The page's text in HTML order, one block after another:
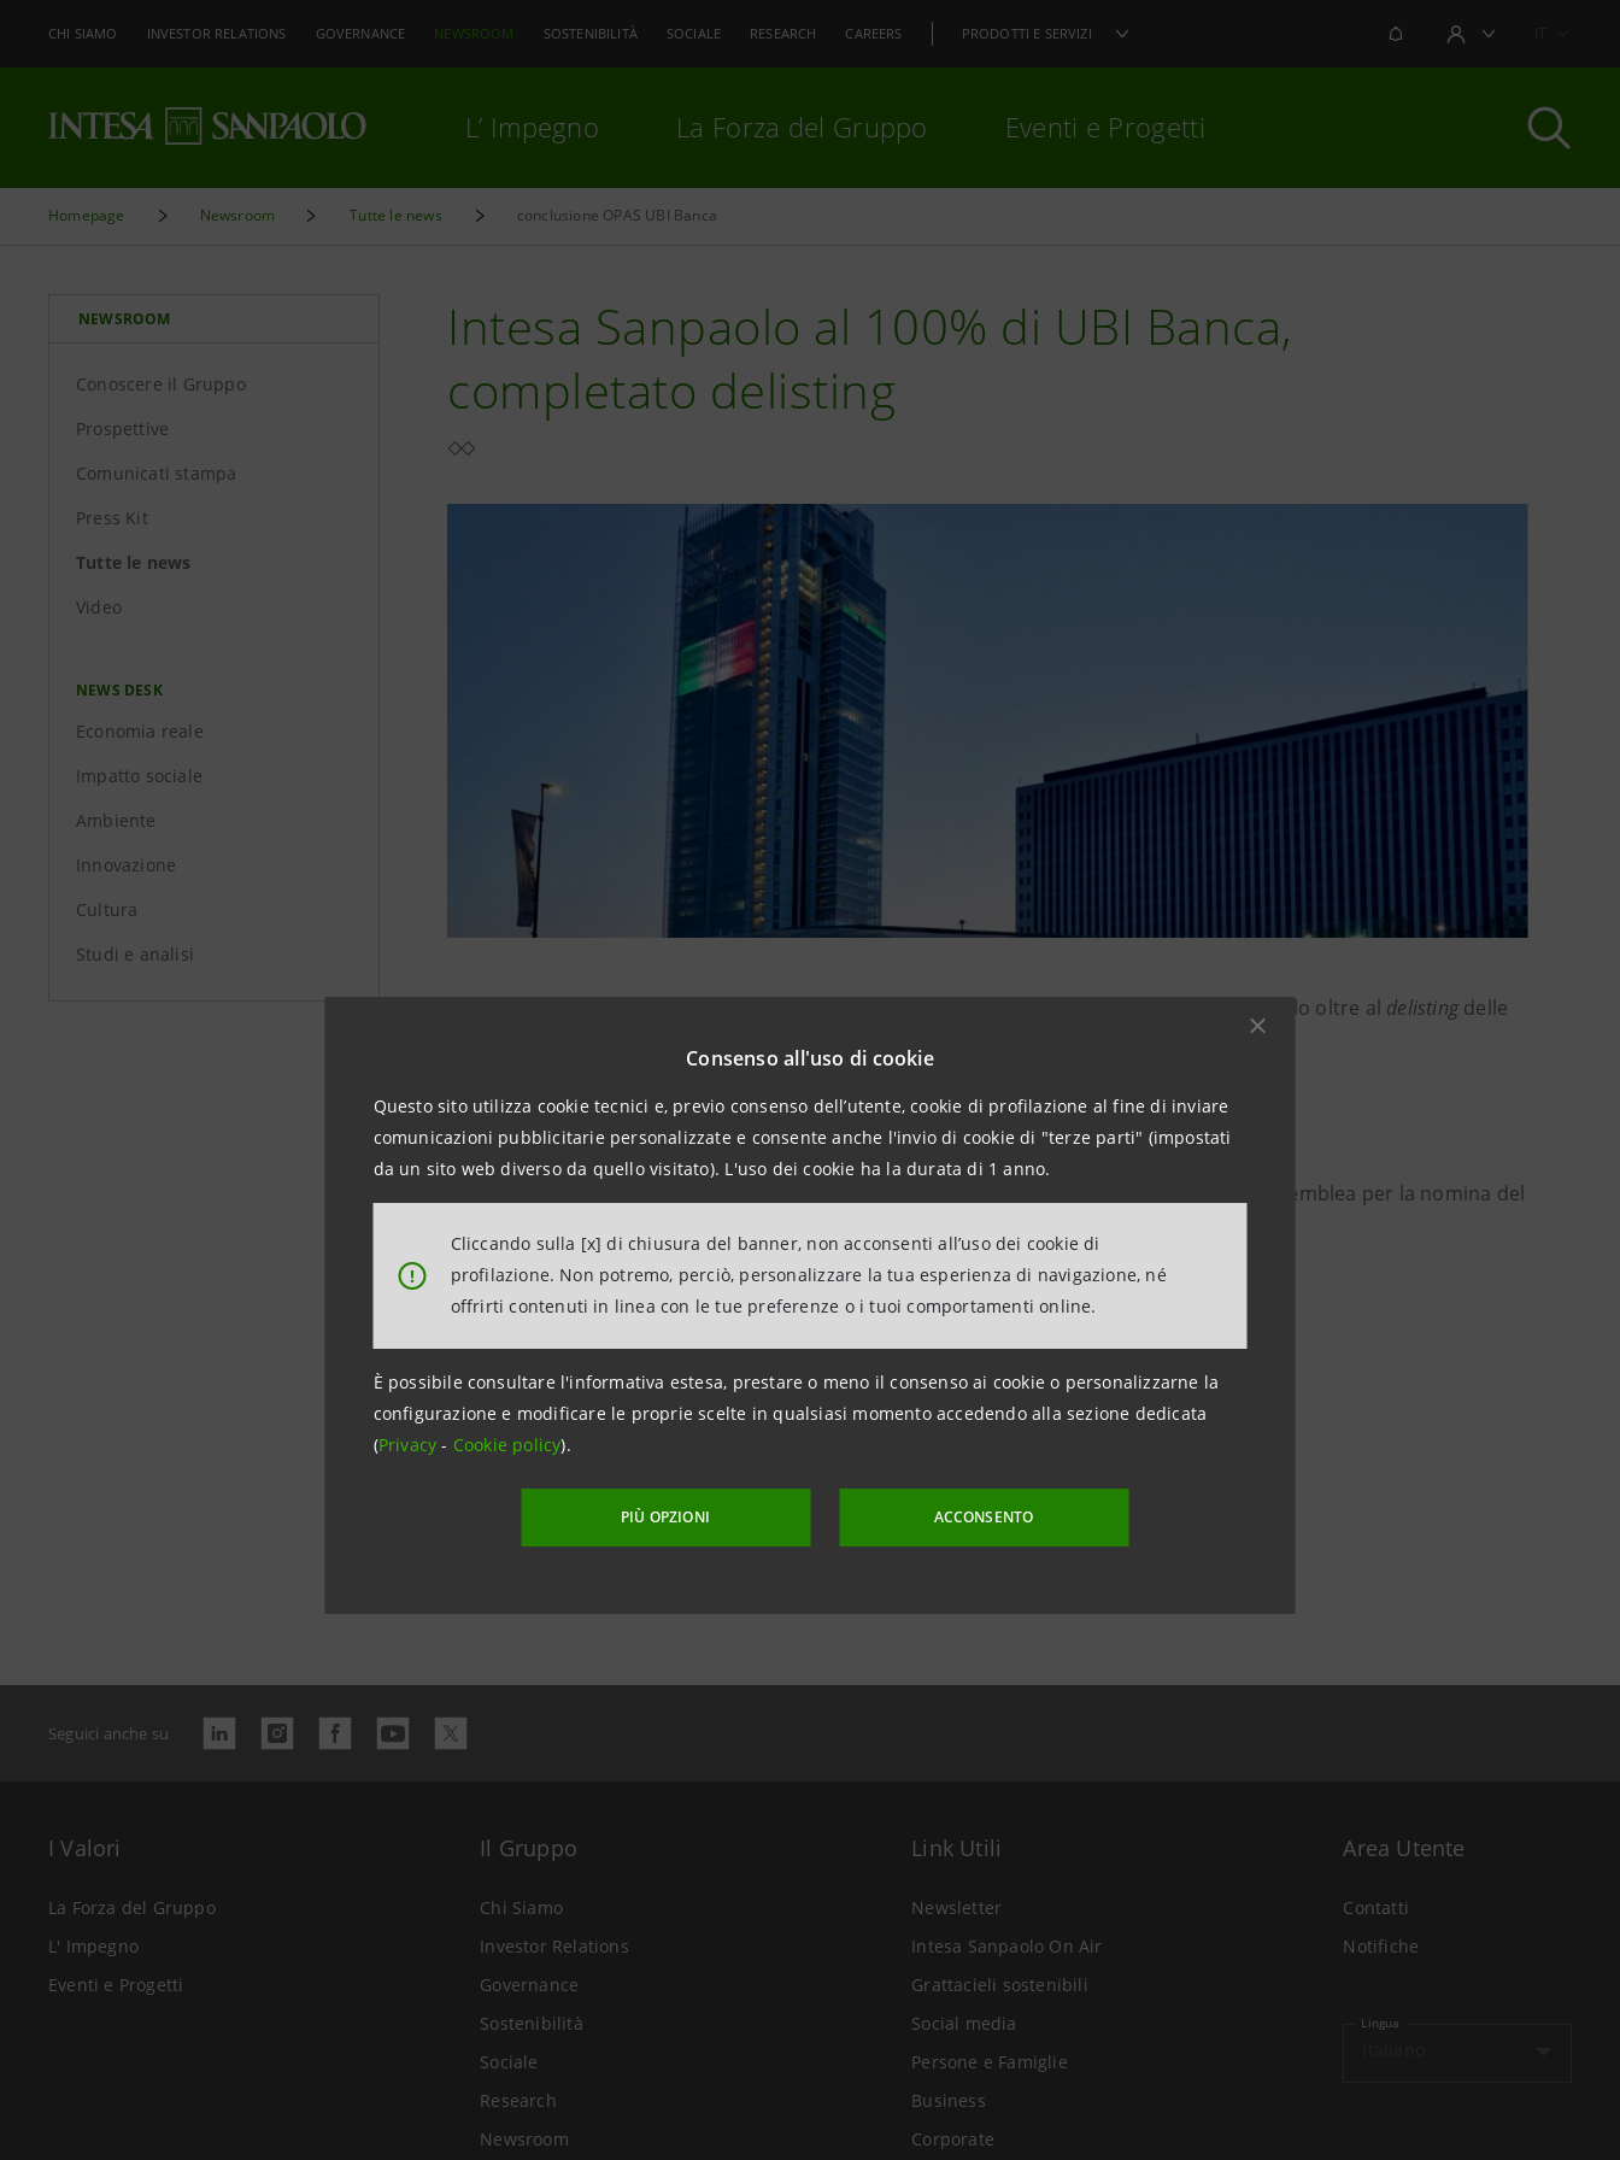
Consenso all'uso di cookie
Questo sito utilizza cookie tecnici e, previo consenso dell’utente, cookie di profilazione al fine di inviare
comunicazioni pubblicitarie personalizzate e consente anche l'invio di cookie di "terze parti" (impostati
da un sito web diverso da quello visitato). L'uso dei cookie ha la durata di 1 anno.
!
Cliccando sulla [x] di chiusura del banner, non acconsenti all’uso dei cookie di
profilazione. Non potremo, perciò, personalizzare la tua esperienza di navigazione, né
offrirti contenuti in linea con le tue preferenze o i tuoi comportamenti online.
È possibile consultare l'informativa estesa, prestare o meno il consenso ai cookie o personalizzarne la
configurazione e modificare le proprie scelte in qualsiasi momento accedendo alla sezione dedicata
(Privacy- Cookie policy).
PIÙ OPZIONI ACCONSENTO
CHI SIAMO INVESTOR RELATIONS GOVERNANCE NEWSROOM SOSTENIBILITÀ SOCIALE RESEARCH CAREERS PRODOTTI E SERVIZI NOTIFICHEAREA UTENTE
L’ Impegno La Forza del Gruppo Eventi e Progetti
Homepage Newsroom Tutte le news conclusione OPAS UBI Banca
NEWSROOM
Conoscere il Gruppo
Prospettive
Comunicati stampa
Press Kit
Tutte le news
Video
NEWS DESK
Economia reale
Impatto sociale
Ambiente
Innovazione
Cultura
Studi e analisi
Intesa Sanpaolo al 100% di UBI Banca,
completato delisting
Il 5 ottobre è avvenuto il passaggio dell’intero capitale sociale di UBI Banca a Intesa Sanpaolo oltre al delisting delle
azioni UBI, cioè la revoca della quotazione in Borsa.
Intesa Sanpaolo adesso detiene il 100% delle azioni di UBI Banca.
Un ulteriore passo verso l’integrazione tra i due gruppi è previsto a metà ottobre con l’Assemblea per la nomina del
Clicca qui per conoscere lacronistoria dell’OPAS di Intesa Sanpaolo su UBI Banca
Seguici anche su
I Valori
La Forza del Gruppo
L' Impegno
Eventi e Progetti
Il Gruppo
Chi Siamo
Investor Relations
Governance
Sostenibilità
Sociale
Research
Newsroom
Link Utili
Newsletter
Intesa Sanpaolo On Air
Grattacieli sostenibili
Social media
Persone e Famiglie
Business
Corporate
Area Utente
Contatti
Notifiche
Lingua